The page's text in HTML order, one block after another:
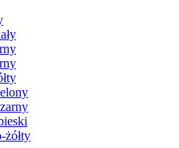
żółty